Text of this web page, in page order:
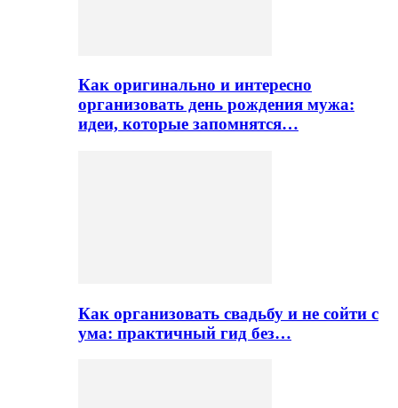
Как оригинально и интересно
организовать день рождения мужа:
идеи, которые запомнятся…
Как организовать свадьбу и не сойти с
ума: практичный гид без…